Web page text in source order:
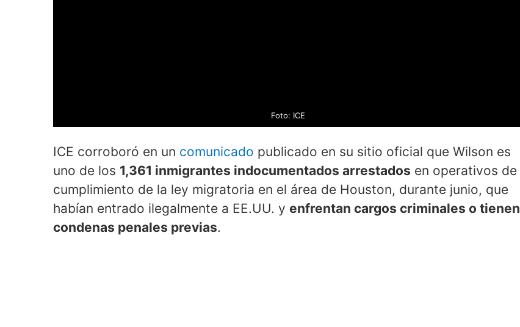
Foto: ICE
ICE corroboró en un comunicado publicado en su sitio oficial que Wilson es
uno de los 1,361 inmigrantes indocumentados arrestados en operativos de
cumplimiento de la ley migratoria en el área de Houston, durante junio, que
habían entrado ilegalmente a EE.UU. y enfrentan cargos criminales o tienen
condenas penales previas.